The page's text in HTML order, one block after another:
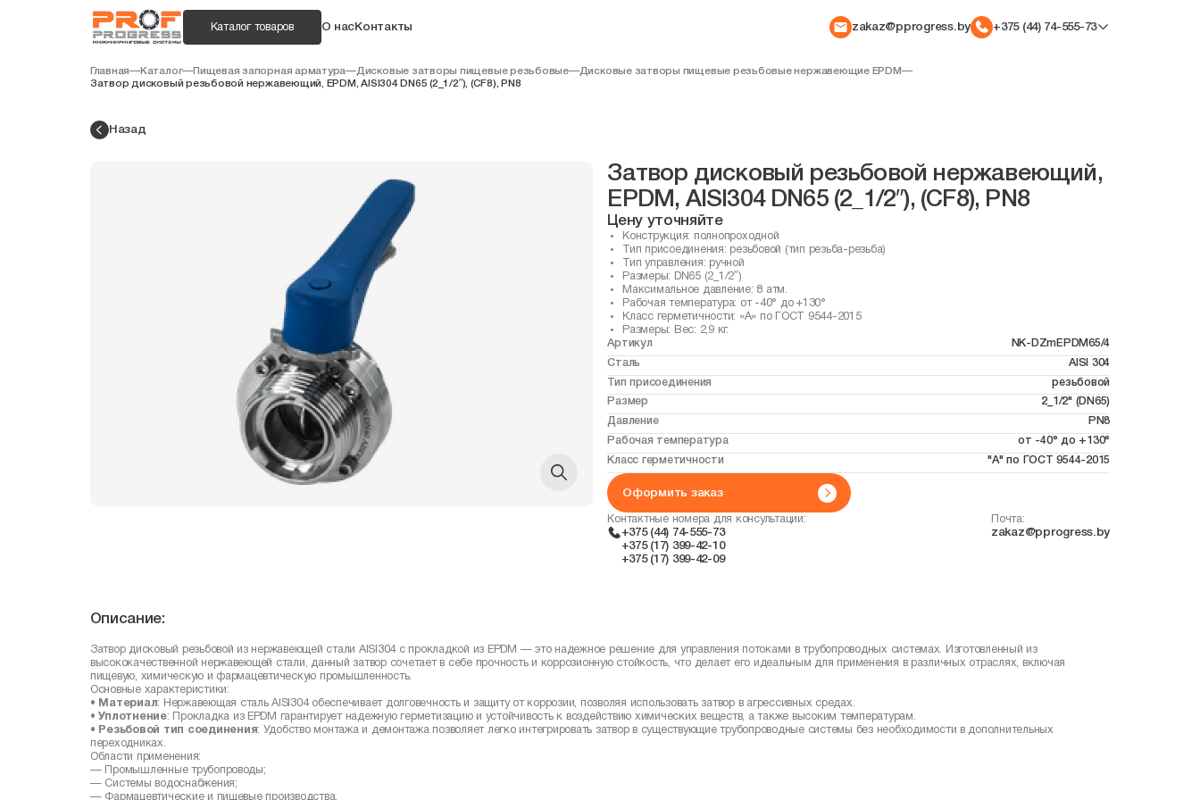
Каталог товаров О насКонтакты zakaz@pprogress.by +375 (44) 74-555-73
Главная—Каталог— Пищевая запорная арматура—Дисковые затворы пищевые резьбовые—Дисковые затворы пищевые резьбовые нержавеющие EPDM —
Затвор дисковый резьбовой нержавеющий, EPDM, AISI304 DN65 (2_1/2″), (CF8), PN8
Назад
Затвор дисковый резьбовой нержавеющий,
EPDM, AISI304 DN65 (2_1/2″), (CF8), PN8
Цену уточняйте
Конструкция: полнопроходной
Тип присоединения: резьбовой (тип резьба-резьба)
Тип управления: ручной
Размеры: DN65 (2_1/2″)
Максимальное давление: 8 атм.
Рабочая температура: от -40° до +130°
Класс герметичности: «А» по ГОСТ 9544-2015
Размеры: Вес: 2,9 кг.
Артикул
NK-DZmEPDM65/4
Сталь
AISI 304
Тип присоединения
резьбовой
Размер
2_1/2" (DN65)
Давление
PN8
Рабочая температура
от -40° до +130°
Класс герметичности
"А" по ГОСТ 9544-2015
Оформить заказ
Контактные номера для консультации:
+375 (44) 74-555-73
+375 (17) 399-42-10
+375 (17) 399-42-09
Почта:
zakaz@pprogress.by
Описание:
Затвор дисковый резьбовой из нержавеющей стали AISI304 с прокладкой из EPDM — это надежное решение для управления потоками в трубопроводных системах. Изготовленный из
высококачественной нержавеющей стали, данный затвор сочетает в себе прочность и коррозионную стойкость, что делает его идеальным для применения в различных отраслях, включая
пищевую, химическую и фармацевтическую промышленность.
Основные характеристики:
• Материал: Нержавеющая сталь AISI304 обеспечивает долговечность и защиту от коррозии, позволяя использовать затвор в агрессивных средах.
•Уплотнение: Прокладка из EPDM гарантирует надежную герметизацию и устойчивость к воздействию химических веществ, а также высоким температурам.
• Резьбовой тип соединения: Удобство монтажа и демонтажа позволяет легко интегрировать затвор в существующие трубопроводные системы без необходимости в дополнительных
переходниках.
Области применения:
— Промышленные трубопроводы;
— Системы водоснабжения;
— Фармацевтические и пищевые производства.